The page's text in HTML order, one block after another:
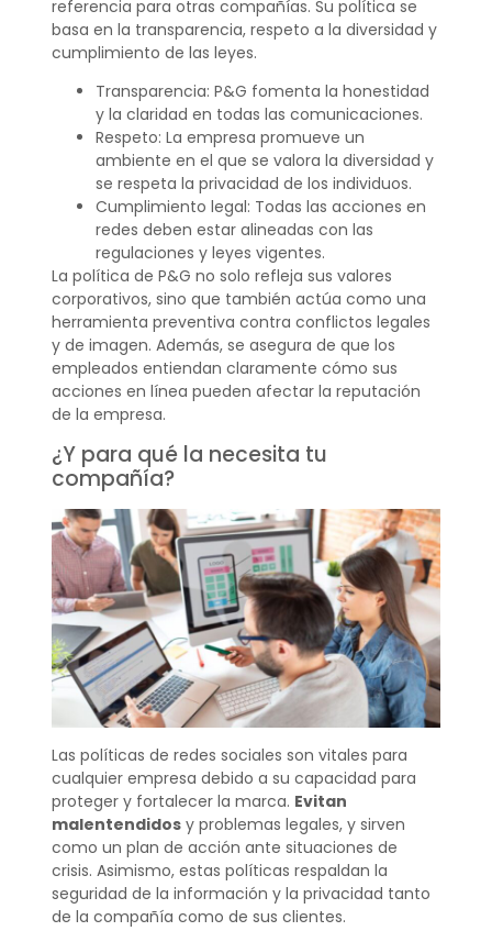
referencia para otras compañías. Su política se
basa en la transparencia, respeto a la diversidad y
cumplimiento de las leyes.
Transparencia: P&G fomenta la honestidad
y la claridad en todas las comunicaciones.
Respeto: La empresa promueve un
ambiente en el que se valora la diversidad y
se respeta la privacidad de los individuos.
Cumplimiento legal: Todas las acciones en
redes deben estar alineadas con las
regulaciones y leyes vigentes.
La política de P&G no solo refleja sus valores
corporativos, sino que también actúa como una
herramienta preventiva contra conflictos legales
y de imagen. Además, se asegura de que los
empleados entiendan claramente cómo sus
acciones en línea pueden afectar la reputación
de la empresa.
¿Y para qué la necesita tu
compañía?
Las políticas de redes sociales son vitales para
cualquier empresa debido a su capacidad para
proteger y fortalecer la marca. Evitan
malentendidosy problemas legales, y sirven
como un plan de acción ante situaciones de
crisis. Asimismo, estas políticas respaldan la
seguridad de la información y la privacidad tanto
de la compañía como de sus clientes.